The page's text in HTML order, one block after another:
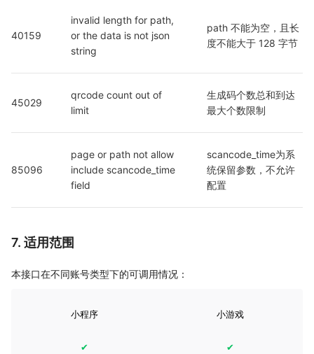
40159
invalid length for path,
or the data is not json
string
path 不能为空，且长
度不能大于 128 字节
45029
qrcode count out of
limit
生成码个数总和到达
最大个数限制
85096
page or path not allow
include scancode_time
field
scancode_time为系
统保留参数，不允许
配置
7. 适用范围
本接口在不同账号类型下的可调用情况：
小程序 小游戏
✔ ✔